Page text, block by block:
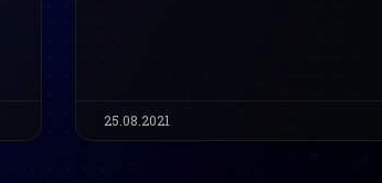
25.08.2021